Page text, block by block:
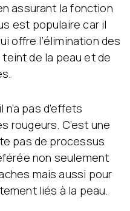
assurant la fonction
est populaire car il
offre l’élimination des
teint de la peau et de
pas d’effets
rougeurs. C’est une
pas de processus
non seulement
mais aussi pour
liés à la peau.